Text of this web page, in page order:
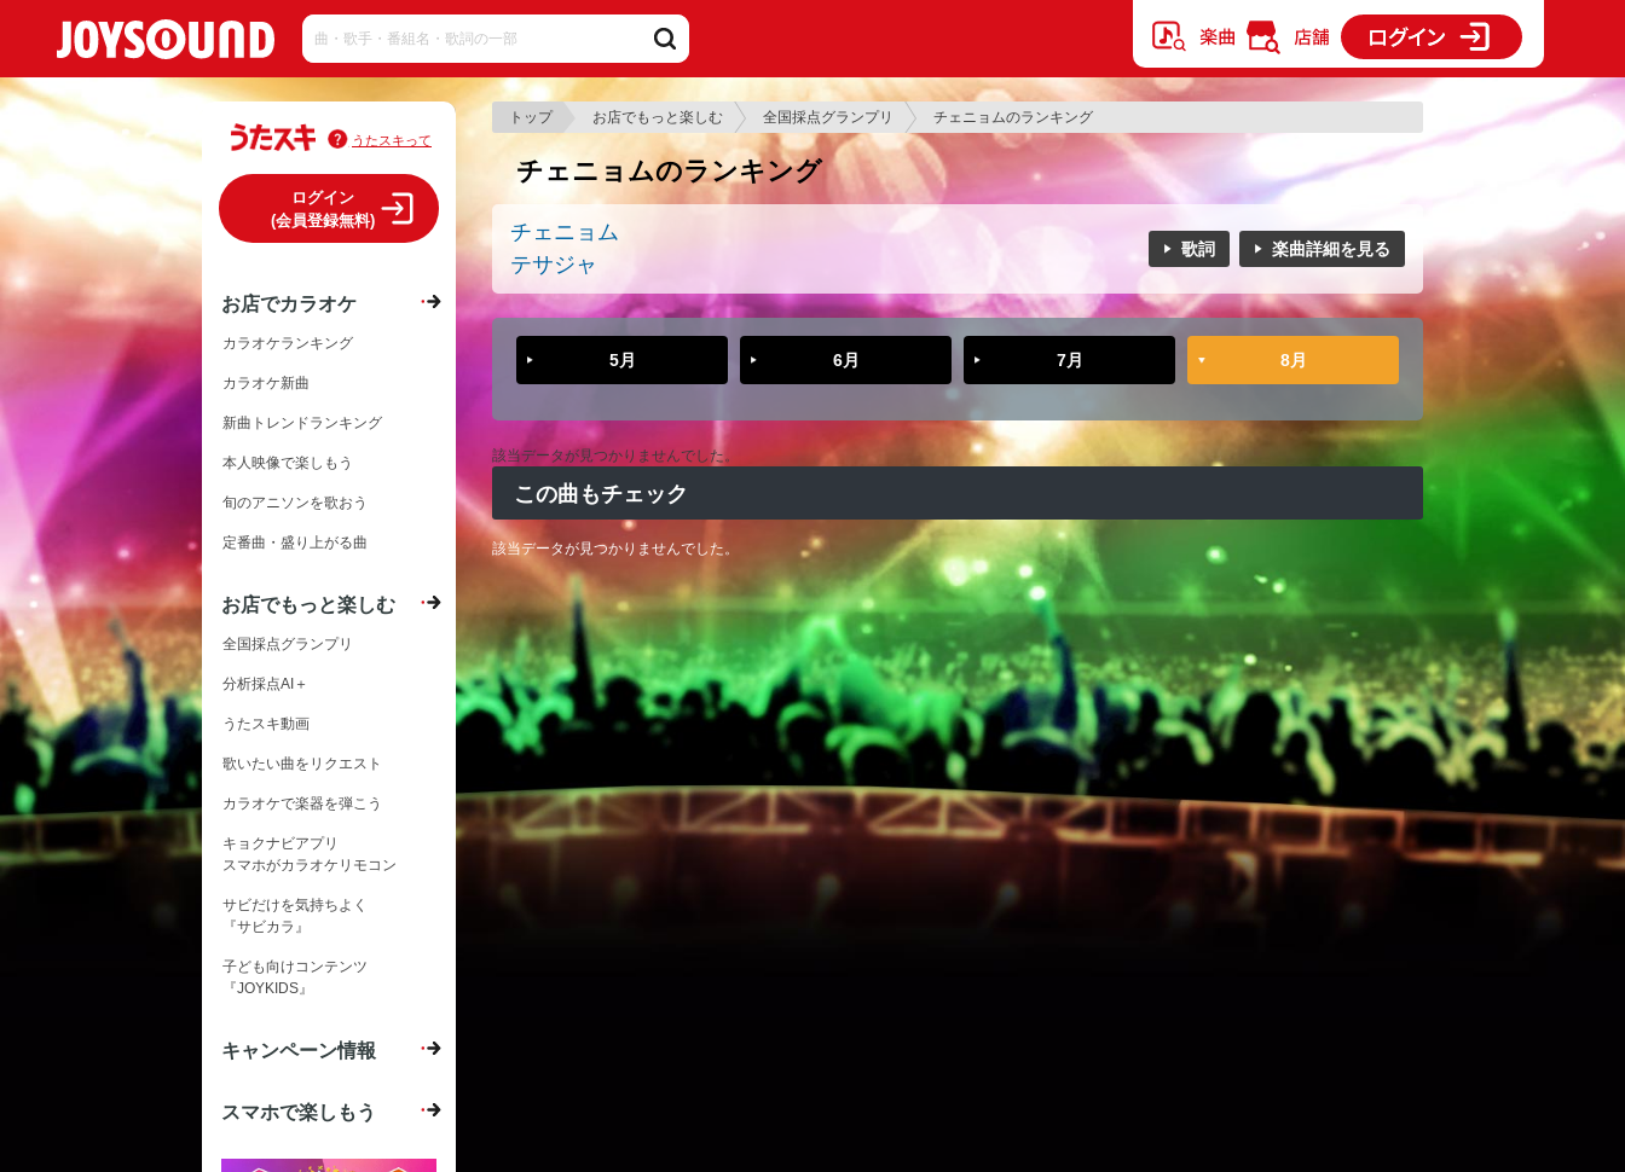
トップ お店でもっと楽しむ 全国採点グランプリ チェニョムのランキング
チェニョムのランキング
チェニョム
テサジャ
歌詞 楽曲詳細を見る
5月 6月 7月 8月
該当データが見つかりませんでした。
この曲もチェック
該当データが見つかりませんでした。
うたスキって
ログイン
(会員登録無料)
お店でカラオケ
カラオケランキング
カラオケ新曲
新曲トレンドランキング
本人映像で楽しもう
旬のアニソンを歌おう
定番曲・盛り上がる曲
お店でもっと楽しむ
全国採点グランプリ
分析採点AI＋
うたスキ動画
歌いたい曲をリクエスト
カラオケで楽器を弾こう
キョクナビアプリ
スマホがカラオケリモコン
サビだけを気持ちよく
『サビカラ』
子ども向けコンテンツ
『JOYKIDS』
キャンペーン情報
スマホで楽しもう